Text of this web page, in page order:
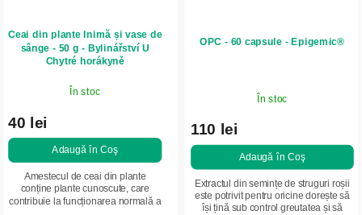
Ceai din plante Inimă și vase de
sânge - 50 g - Bylinářství U
Chytré horákyně
În stoc
40 lei
Adaugă în Coş
Amestecul de ceai din plante
conține plante cunoscute, care
contribuie la funcționarea normală a
OPC - 60 capsule - Epigemic®
În stoc
110 lei
Adaugă în Coş
Extractul din semințe de struguri roșii
este potrivit pentru oricine dorește să
își țină sub control greutatea și să